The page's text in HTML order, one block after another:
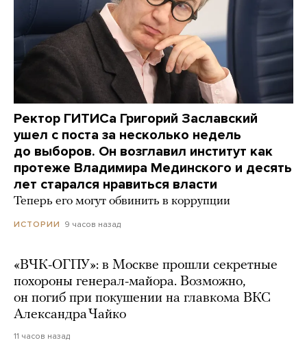
Ректор ГИТИСа Григорий Заславский
ушел с поста за несколько недель
до выборов. Он возглавил институт как
протеже Владимира Мединского и десять
лет старался нравиться власти
Теперь его могут обвинить в коррупции
ИСТОРИИ 9 часов назад
«ВЧК-ОГПУ»: в Москве прошли секретные
похороны генерал-майора. Возможно,
он погиб при покушении на главкома ВКС
Александра Чайко
11 часов назад